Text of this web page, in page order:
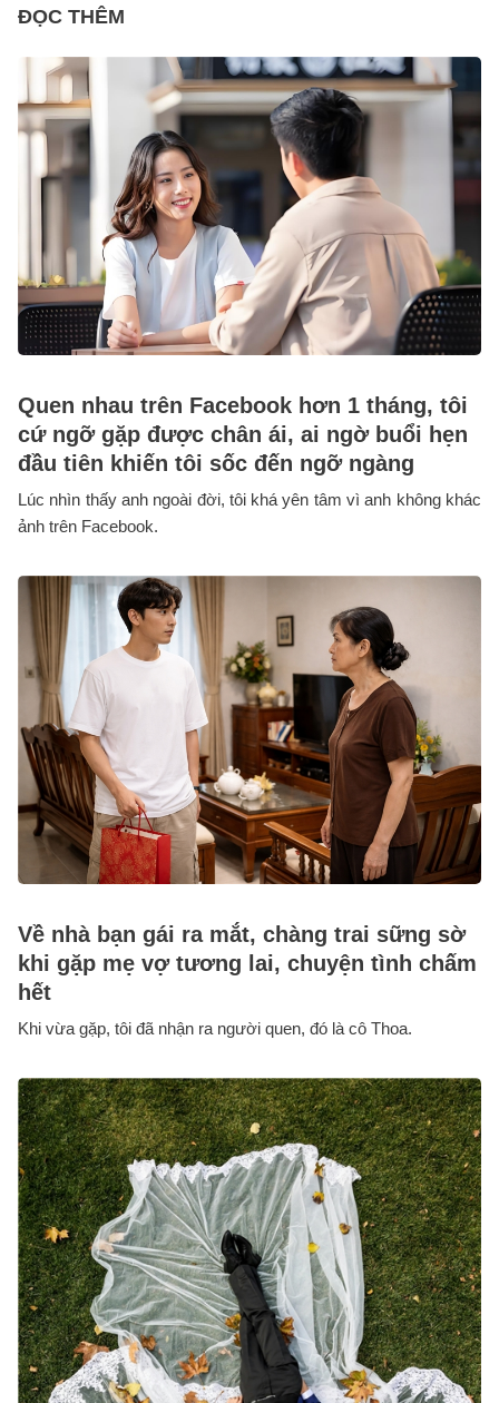
ĐỌC THÊM
Quen nhau trên Facebook hơn 1 tháng, tôi
cứ ngỡ gặp được chân ái, ai ngờ buổi hẹn
đầu tiên khiến tôi sốc đến ngỡ ngàng
Lúc nhìn thấy anh ngoài đời, tôi khá yên tâm vì anh không khác
ảnh trên Facebook.
Về nhà bạn gái ra mắt, chàng trai sững sờ
khi gặp mẹ vợ tương lai, chuyện tình chấm
hết
Khi vừa gặp, tôi đã nhận ra người quen, đó là cô Thoa.